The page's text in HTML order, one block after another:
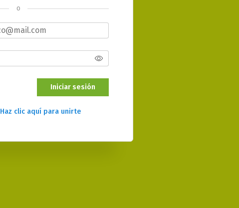
o
Iniciar sesión
Haz clic aquí para unirte